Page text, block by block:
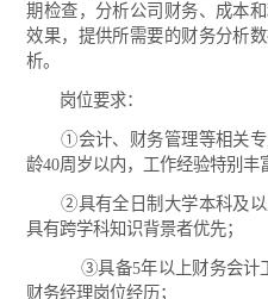
期检查，分析公司财务、成本
效果，提供所需要的财务分析
析。
岗位要求：
①会计、财务管理等相关专
龄40周岁以内，工作经验特别丰
②具有全日制大学本科及以
具有跨学科知识背景者优先；
③具备5年以上财务会计工
财务经理岗位经历；